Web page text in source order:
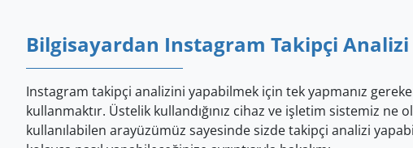
Bilgisayardan Instagram Takipçi Analizi
Instagram takipçi analizini yapabilmek için tek yapmanız
kullanmaktır. Üstelik kullandığınız cihaz ve işletim sistemiz ne
kullanılabilen arayüzümüz sayesinde sizde takipçi analizi